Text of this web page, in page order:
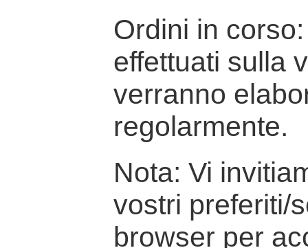
Ordini in
effettuati sulla
verranno
regolarmente.
Nota: Vi
vostri preferiti/
browser per